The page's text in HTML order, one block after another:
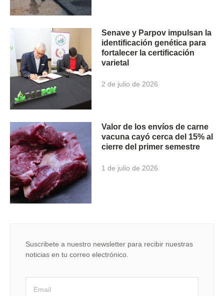
Senave y Parpov impulsan la
identificación genética para
fortalecer la certificación
varietal
2 de julio de 2026
Valor de los envíos de carne
vacuna cayó cerca del 15% al
cierre del primer semestre
1 de julio de 2026
Suscribete a nuestro newsletter para recibir nuestras
noticias en tu correo electrónico.